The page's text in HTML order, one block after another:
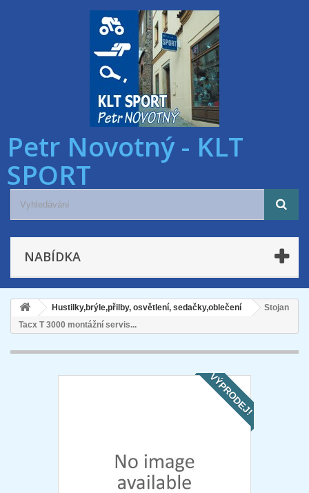
Petr Novotný - KLT
SPORT
NABÍDKA
Hustilky,brýle,přilby, osvětlení, sedačky,oblečení
Stojan
Tacx T 3000 montážní servis...
VÝPRODEJ!